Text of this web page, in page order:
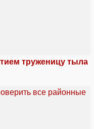
труженицу тыла